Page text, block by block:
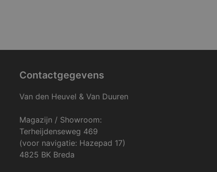
Contactgegevens
Van den Heuvel & Van Duuren
Magazijn / Showroom:
Terheijdenseweg 469
(voor navigatie: Hazepad 17)
4825 BK Breda